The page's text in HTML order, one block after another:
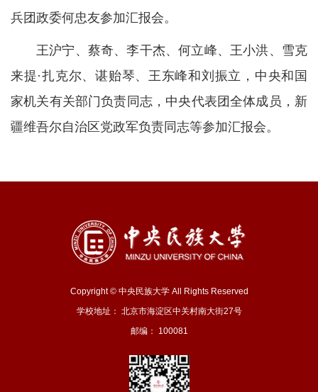
兵团政委何忠友参加汇报会。
王沪宁、蔡奇、李干杰、何立峰、王小洪、雪克
来提·扎克尔、谌贻琴、王东峰和刘振立，中央和国
家机关有关部门负责同志，中央代表团全体成员，新
疆维吾尔自治区党政军负责同志等参加汇报会。
Copyright © 中央民族大学 All Rights Reserved
学校地址： 北京市海淀区中关村南大街27号
邮编： 100081